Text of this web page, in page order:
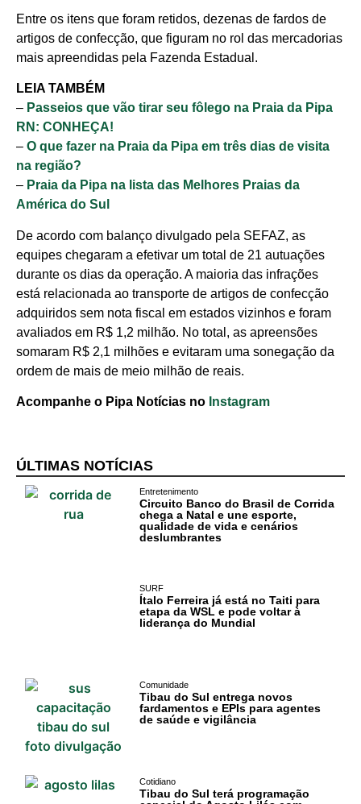
Entre os itens que foram retidos, dezenas de fardos de
artigos de confecção, que figuram no rol das mercadorias
mais apreendidas pela Fazenda Estadual.
LEIA TAMBÉM
– Passeios que vão tirar seu fôlego na Praia da Pipa
RN: CONHEÇA!
– O que fazer na Praia da Pipa em três dias de visita
na região?
– Praia da Pipa na lista das Melhores Praias da
América do Sul
De acordo com balanço divulgado pela SEFAZ, as
equipes chegaram a efetivar um total de 21 autuações
durante os dias da operação. A maioria das infrações
está relacionada ao transporte de artigos de confecção
adquiridos sem nota fiscal em estados vizinhos e foram
avaliados em R$ 1,2 milhão. No total, as apreensões
somaram R$ 2,1 milhões e evitaram uma sonegação da
ordem de mais de meio milhão de reais.
Acompanhe o Pipa Notícias no Instagram
ÚLTIMAS NOTÍCIAS
Entretenimento
Circuito Banco do Brasil de Corrida
chega a Natal e une esporte,
qualidade de vida e cenários
deslumbrantes
SURF
Ítalo Ferreira já está no Taiti para
etapa da WSL e pode voltar à
liderança do Mundial
Comunidade
Tibau do Sul entrega novos
fardamentos e EPIs para agentes
de saúde e vigilância
Cotidiano
Tibau do Sul terá programação